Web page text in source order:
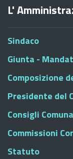
L'
Sindaco
Giunta -
Composizione
Presidente del
Consigli
Commissioni
Statuto